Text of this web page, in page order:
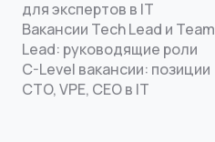
для экспертов в IT
Вакансии Tech Lead и Team
Lead: руководящие роли
C-Level вакансии: позиции
CTO, VPE, CEO в IT